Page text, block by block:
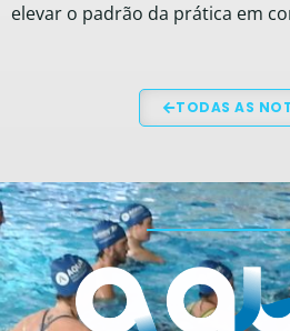
elevar o padrão da prática em
TODAS AS